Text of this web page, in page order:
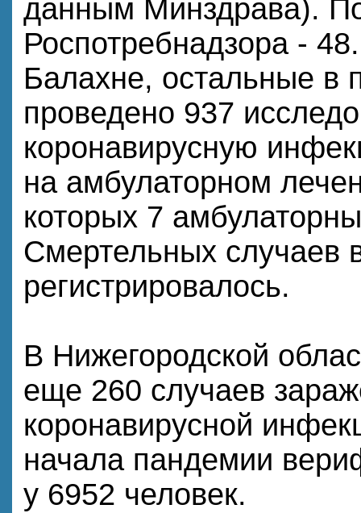
данным Минздрава).
Роспотребнадзора -
Балахне, остальные в
проведено 937
коронавирусную
на амбулаторном
которых 7
Смертельных случаев
регистрировалось.
В Нижегородской
еще 260 случаев
коронавирусной
начала пандемии
у 6952 человек.